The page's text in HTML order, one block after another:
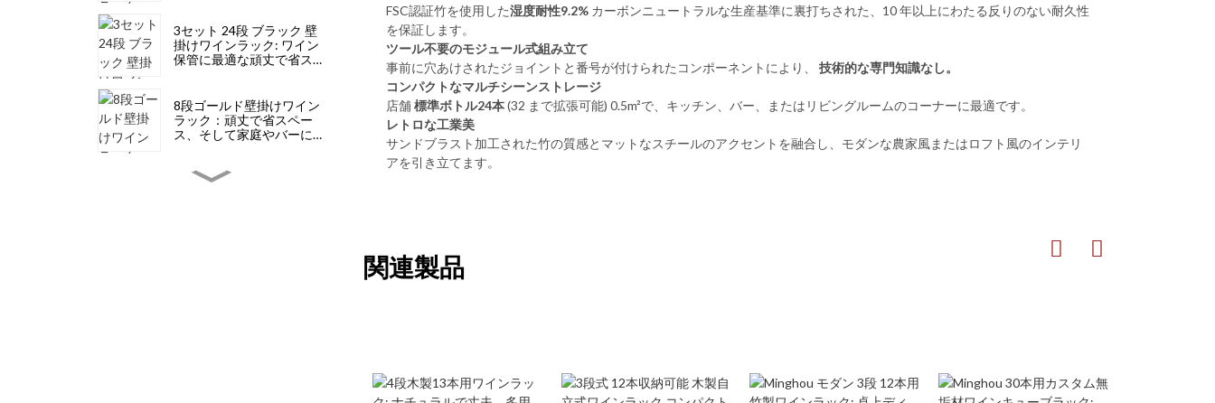
3セット 24段 ブラック 壁
掛けワインラック: ワイン
保管に最適な頑丈で省スペ
8段ゴールド壁掛けワイン
ラック：頑丈で省スペー
ス、そして家庭やバーに最
8段ブラック壁掛けワイン
FSC認証竹を使用した湿度耐性9.2% ‌ カーボンニュートラルな生産基準に裏打ちされた、10 年以上にわたる反りのない耐久性
を保証します。
ツール不要のモジュール式組み立て
事前に穴あけされたジョイントと番号が付けられたコンポーネントにより、
‌ 技術的な専門知識なし‌。
コンパクトなマルチシーンストレージ
店舗 ‌標準ボトル24本‌ (32 まで拡張可能) 0.5m²で、キッチン、バー、またはリビングルームのコーナーに最適です。
レトロな工業美
サンドブラスト加工された竹の質感とマットなスチールのアクセントを融合し、モダンな農家風またはロフト風のインテリ
アを引き立てます。
関連製品